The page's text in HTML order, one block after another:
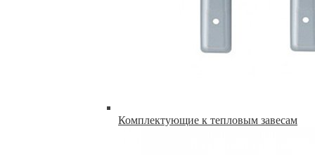
Комплектующие к тепловым завесам